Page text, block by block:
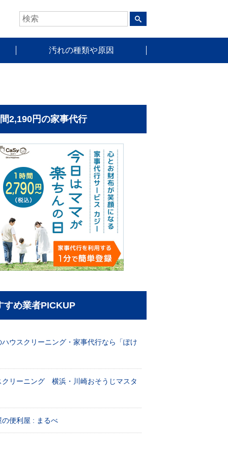
汚れの種類や原因
2,190円の家事代行
すめ業者PICKUP
ハウスクリーニング・家事代行なら「ぽけ
クリーニング 横浜・川崎おそうじマスタ
の便利屋 : まるべ